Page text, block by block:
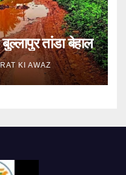
तांडा बेहाल
KI AWAZ